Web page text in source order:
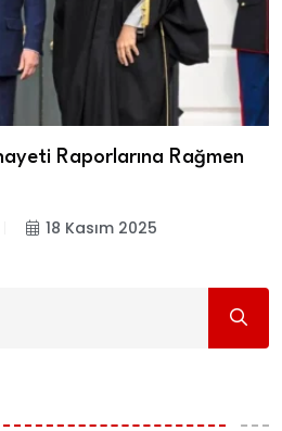
Raporlarına Rağmen
18 Kasım 2025